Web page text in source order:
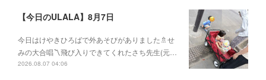
【今日のULALA】8月7日
今日はけやきひろばで外あそびがありました🚿せ
みの大合唱〽飛び入りできてくれたさち先生(元…
2026.08.07 04:06